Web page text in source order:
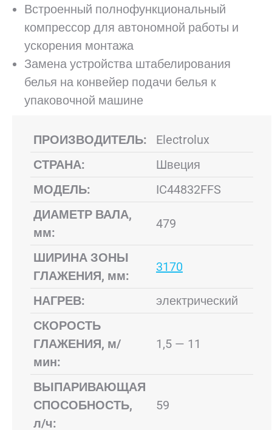
Встроенный полнофункциональный
компрессор для автономной работы и
ускорения монтажа
Замена устройства штабелирования
белья на конвейер подачи белья к
упаковочной машине
ПРОИЗВОДИТЕЛЬ:
Electrolux
СТРАНА:
Швеция
МОДЕЛЬ:
IC44832FFS
ДИАМЕТР ВАЛА,
мм:
479
ШИРИНА ЗОНЫ
ГЛАЖЕНИЯ, мм:
3170
НАГРЕВ:
электрический
СКОРОСТЬ
ГЛАЖЕНИЯ, м/
мин:
1,5 — 11
ВЫПАРИВАЮЩАЯ
СПОСОБНОСТЬ,
л/ч:
59